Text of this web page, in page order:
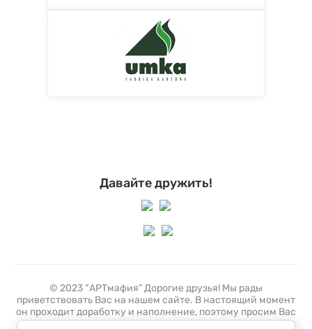
Давайте дружить!
© 2023 “АРТмафия” Дорогие друзья! Мы рады
приветствовать Вас на нашем сайте. В настоящий момент
он проходит доработку и наполнение, поэтому просим Вас
отнестись с пониманием к тому, что не все разделы сайта